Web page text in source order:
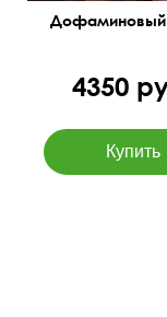
Дофаминовый
4350